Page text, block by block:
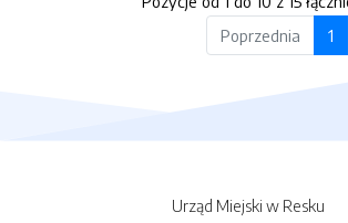
Poprzednia
1
Urząd Miejski w Resku